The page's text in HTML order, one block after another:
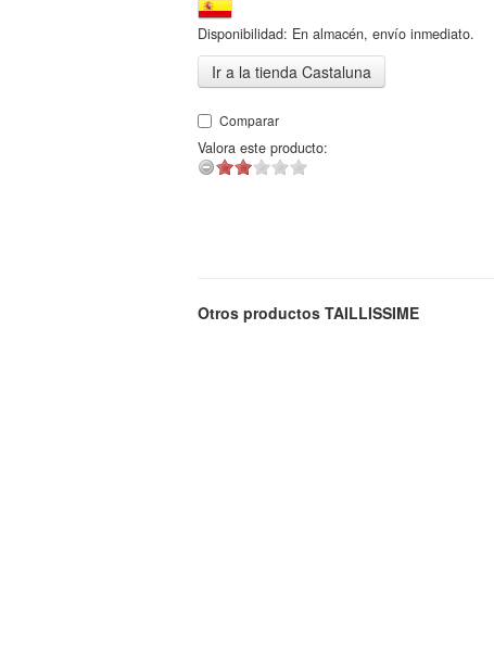
Disponibilidad: En almacén, envío inmediato.
Ir a la tienda Castaluna
Comparar
Valora este producto:
Otros productos TAILLISSIME